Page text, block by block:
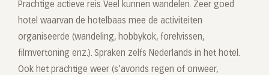
Prachtige actieve reis. Veel kunnen wandelen. Zeer goed
hotel waarvan de hotelbaas mee de activiteiten
organiseerde (wandeling, hobbykok, forelvissen,
filmvertoning enz.). Spraken zelfs Nederlands in het hotel.
Ook het prachtige weer (s'avonds regen of onweer,